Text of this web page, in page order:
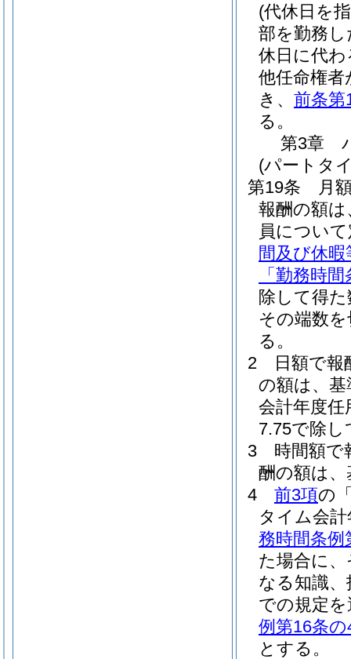
(代休日を
部を勤務
休日に代わ
他任命権
き、 前条第
る。
第3章
(パートタ
第19条
月
報酬の額
員につい
間及び休
「勤務時
除して得
その端数
る。
2
日額で
の額は、
会計年度
7.75で除
3
時間額で
酬の額は
4
前3項の
タイム会
務時間条例
た場合に
なる知識
での規定
例第16条の
とする。